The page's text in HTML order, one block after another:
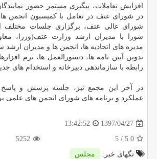
افزایش تعاملات، پیگیری مستمر حضور
در شورای عتف در تعامل با كمیسیون انجمن
شورای عالی عتف، برگزاری جلسات مختلف
شورا با مدیران ارشد وزارت عتف(وزرا،
مدیره های اتحادیه ها، انجمن ها و مدیران ارشد
تدوین آیین نامه ها، دستورالعمل ها، نرم
رابطه با سازماندهی دبیرخانه و استخدام های
در آخر این مجمع نیز، جلسه پرسش و پاسخ
عملكرد و برنامه های شورای انجمن های علمی
1397/04/27
13:42:52
5.0
/ 5
5252
تگهای خبر:
مجلس